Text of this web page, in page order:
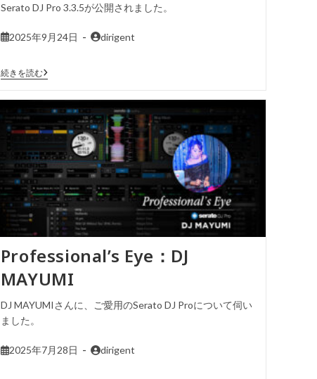
Serato DJ Pro 3.3.5が公開されました。
2025年9月24日 dirigent
続きを読む
Professional’s Eye：DJ
MAYUMI
DJ MAYUMIさんに、ご愛用のSerato DJ Proについて伺い
ました。
2025年7月28日 dirigent